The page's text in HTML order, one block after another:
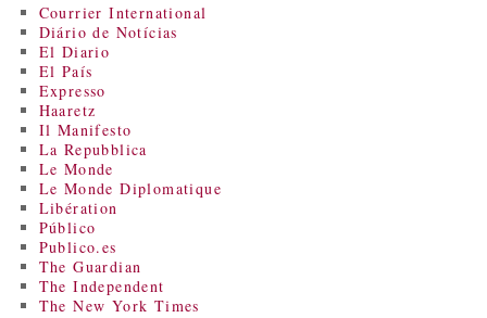
Courrier International
Diário de Notícias
El Diario
El País
Expresso
Haaretz
Il Manifesto
La Repubblica
Le Monde
Le Monde Diplomatique
Libération
Público
Publico.es
The Guardian
The Independent
The New York Times